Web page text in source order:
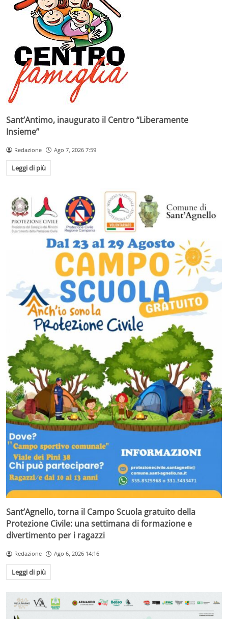
Sant’Antimo, inaugurato il Centro “Liberamente
Insieme”
Redazione Ago 7, 2026 7:59
Leggi di più
Sant’Agnello, torna il Campo Scuola gratuito della
Protezione Civile: una settimana di formazione e
divertimento per i ragazzi
Redazione Ago 6, 2026 14:16
Leggi di più